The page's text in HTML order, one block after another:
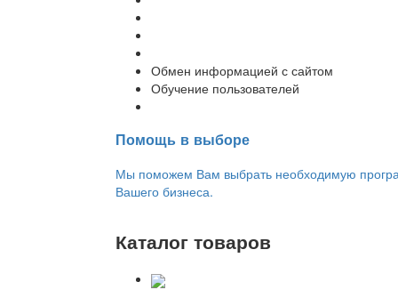
Обмен информацией с сайтом
Обучение пользователей
Помощь в выборе
Мы поможем Вам выбрать необходимую
Вашего бизнеса.
Каталог товаров